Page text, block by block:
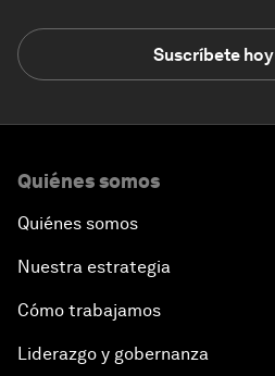
Suscríbete hoy
Quiénes somos
Quiénes somos
Nuestra estrategia
Cómo trabajamos
Liderazgo y gobernanza